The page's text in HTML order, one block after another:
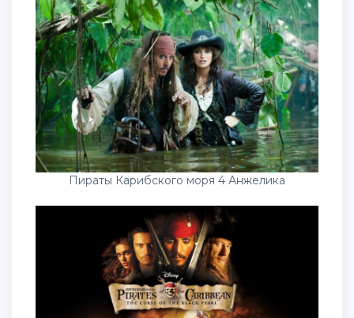
Пираты Карибского моря 4 Анжелика